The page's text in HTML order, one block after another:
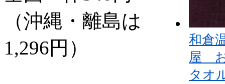
和倉
屋
タオ
（沖縄・離島は
1,296円）